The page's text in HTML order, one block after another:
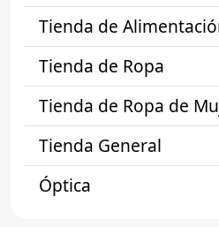
Tienda de
Tienda de Ropa
Tienda de Ropa de
Tienda General
Óptica